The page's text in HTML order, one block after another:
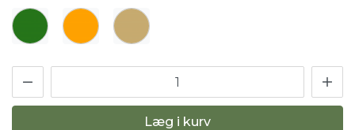
Læg i kurv